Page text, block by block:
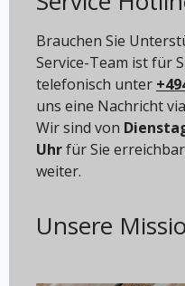
Brauchen Sie
Service-Team ist für
telefonisch unter
uns eine Nachricht via
Wir sind von
Uhrfür Sie
weiter.
Unsere